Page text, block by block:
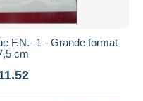
F.N.- 1 - Grande format
cm